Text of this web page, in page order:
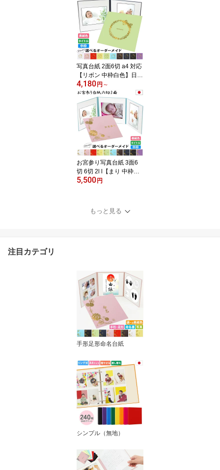
祝いに最適な手作り アル
バム 2面l・1面にも対応
中枠付き 簡単制作 日本
製 高品質 出産祝い 婚礼
お宮参り プレゼント ギ
フト かわいい 家族写真
おしゃれな写真収納！
写真台紙 2面6切 a4 対応
【リボン 中枠白色】日本
製 送料無料｜楽天ランキ
ング上位入賞! 2面六切 A
4 六つ切り 結婚式 七五三
ベビー 赤ちゃん 成人式
お宮参り 出産祝い 結婚
祝い 家族 親族 ギフト 婚
礼 記念写真 高級感 手作
り シンプル おしゃれ プ
レゼント
4,180円 ～
お宮参り写真台紙 3面6
切 6切 2l l【まり 中枠白
色】送料無料 表紙色 中
ルバム ベビー お祝い 内
祝い 出産 百日祝 初参り
5,500円
もっと見る
注目カテゴリ
手形足形命名台紙
シンプル（無地）